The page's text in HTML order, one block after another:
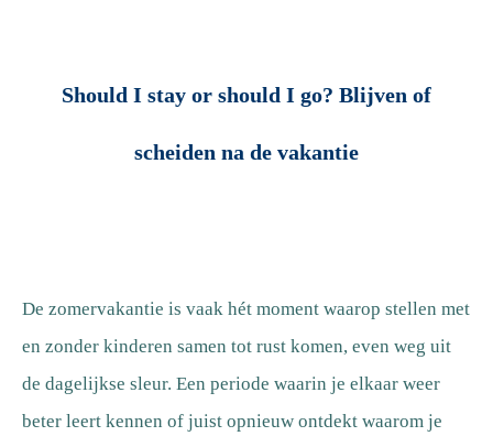
Should I stay or should I go? Blijven of
scheiden na de vakantie
De zomervakantie is vaak hét moment waarop stellen met
en zonder kinderen samen tot rust komen, even weg uit
de dagelijkse sleur. Een periode waarin je elkaar weer
beter leert kennen of juist opnieuw ontdekt waarom je